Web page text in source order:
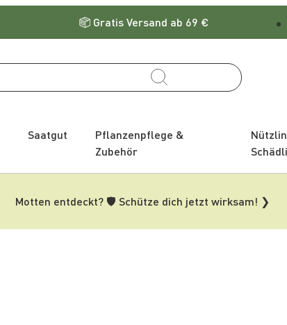
Gratis Versand ab 69 €
Saatgut
Pflanzenpflege &
Zubehör
Motten entdeckt? 🛡️ Schütze dich jetzt wirksam! ❯